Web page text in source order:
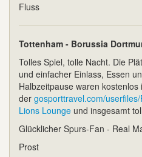
Fluss
Tottenham - Borussia
Tolles Spiel, tolle Nacht. Die
und einfacher Einlass, Essen
Halbzeitpause waren kostenlos
der gosporttravel.com/
Lions Lounge und insgesamt
Glücklicher Spurs-Fan - Real
Prost